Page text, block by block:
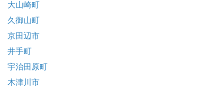
大山崎町
久御山町
京田辺市
井手町
宇治田原町
木津川市